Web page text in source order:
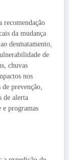
recomendação
da mudança
desmatamento,
de
chuvas
nos
prevenção,
de alerta
programas